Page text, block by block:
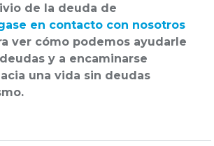
de la deuda de
en contacto con nosotros
ver cómo podemos ayudarle
y a encaminarse
una vida sin deudas